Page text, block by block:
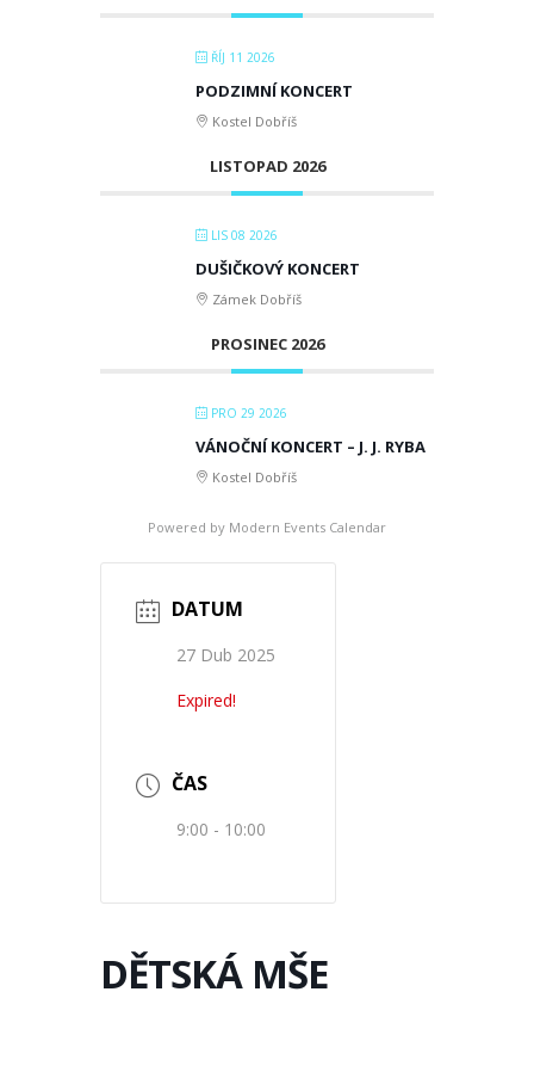
ŘÍJ 11 2026
PODZIMNÍ KONCERT
Kostel Dobříš
LISTOPAD 2026
LIS 08 2026
DUŠIČKOVÝ KONCERT
Zámek Dobříš
PROSINEC 2026
PRO 29 2026
VÁNOČNÍ KONCERT – J. J. RYBA
Kostel Dobříš
Powered by Modern Events Calendar
DATUM
27 Dub 2025
Expired!
ČAS
9:00 - 10:00
DĚTSKÁ MŠE